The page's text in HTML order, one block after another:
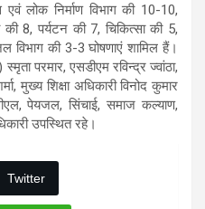
लोक निर्माण विभाग की 10-10,
की 8, पर्यटन की 7, चिकित्सा की 5,
विभाग की 3-3 घोषणाएं शामिल हैं।
परमार, एसडीएम रविन्द्र ज्वांठा,
मुख्य शिक्षा अधिकारी विनोद कुमार
पेयजल, सिंचाई, समाज कल्याण,
उपस्थित रहे।
Twitter